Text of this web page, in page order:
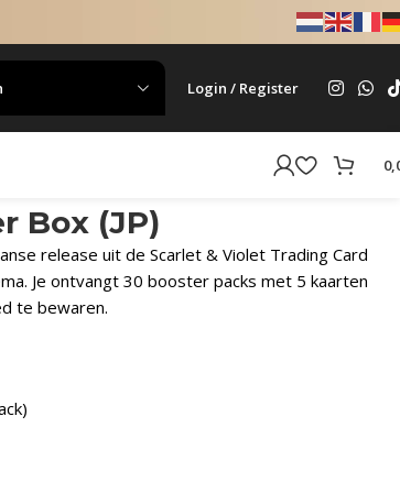
Login / Register
Box (JP)
release uit de Scarlet & Violet Trading Card
Je ontvangt 30 booster packs met 5 kaarten
te bewaren.